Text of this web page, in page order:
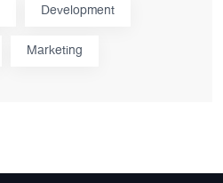
Development
Marketing